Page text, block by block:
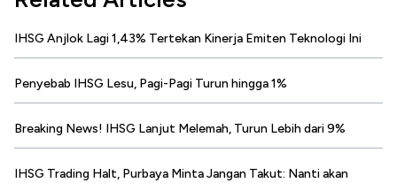
IHSG Anjlok Lagi 1,43% Tertekan Kinerja Emiten Teknologi Ini
Penyebab IHSG Lesu, Pagi-Pagi Turun hingga 1%
Breaking News! IHSG Lanjut Melemah, Turun Lebih dari 9%
IHSG Trading Halt, Purbaya Minta Jangan Takut: Nanti akan